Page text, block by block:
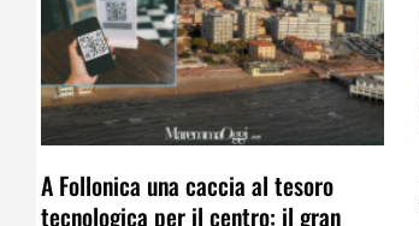
A Follonica una caccia al tesoro
tecnologica per il centro: il gran